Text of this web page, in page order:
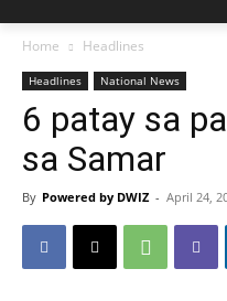
Home Headlines
Headlines National News
6 patay sa
sa Samar
By Powered by DWIZ - April 24,